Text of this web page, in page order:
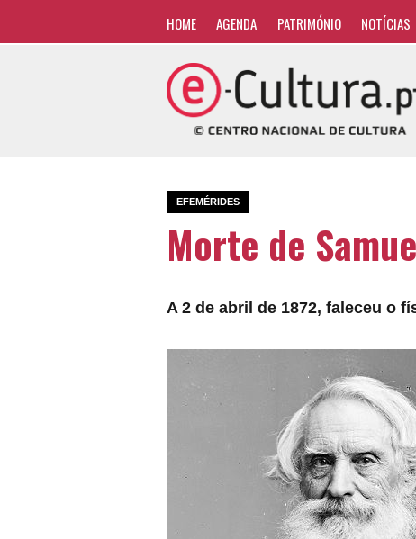
HOME AGENDA PATRIMÓNIO NOTÍCIAS
EFEMÉRIDES
Morte de
A 2 de abril de 1872, faleceu o